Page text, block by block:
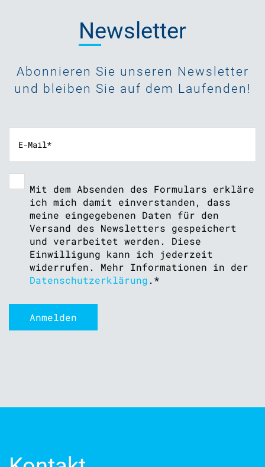
Newsletter
Abonnieren Sie unseren Newsletter
und bleiben Sie auf dem Laufenden!
Mit dem Absenden des Formulars erkläre
ich mich damit einverstanden, dass
meine eingegebenen Daten für den
Versand des Newsletters gespeichert
und verarbeitet werden. Diese
Einwilligung kann ich jederzeit
widerrufen. Mehr Informationen in der
Datenschutzerklärung . *